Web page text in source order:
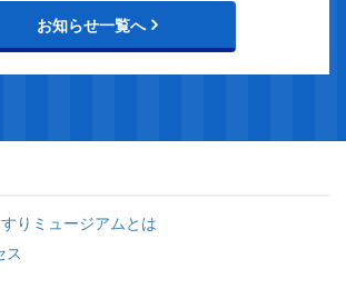
お知らせ一覧へ
りミュージアムとは
ス